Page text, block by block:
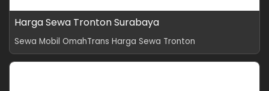
Harga Sewa Tronton Surabaya
Sewa Mobil OmahTrans Harga Sewa Tronton